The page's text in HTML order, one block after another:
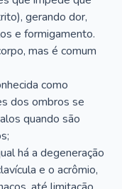
gerando dor,
e formigamento.
mas é comum
como
dos ombros se
quando são
há a degeneração
e o acrômio,